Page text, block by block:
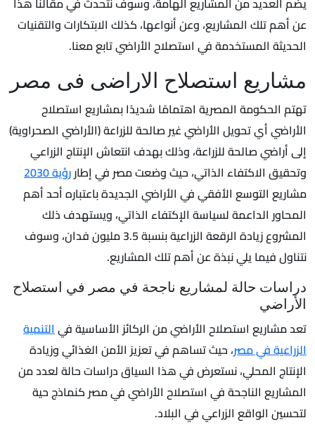
عن أهم تلك المشاريع، وعن أنواعها، كذلك الابتكارات والتقنيات
الحديثة المستخدمة في استصلاح الأراضي تابع معنا.
مشاريع استصلاح الاراضى فى مصر
تهتم الحكومة المصرية اهتمامًا شديدًا بمشاريع استصلاح
الأراضي أي تحويل الأراضي غير صالحة للزراعة (الأراضي الصحراوية)
إلى أراضي صالحة للزراعة، وذلك بهدف انتعاش الإنتاج الزراعي
وتحقيق الاكتفاء الذاتي، حيث وضعت مصر في إطاررؤية 2030
مشاريع التوسع الأفقي في الأراضي الجديدة باعتباره أحد أهم
المحاور الداعمة لسياسة الإكتفاء الذاتي، ويستهدف ذلك
المشروع زيادة الرقعة الزراعية بنسبة 3.5 مليون فدان، وسوف
نتناول فيما يلي نبذة عن أهم تلك المشاريع.
دراسات حالة لمشاريع ناجحة في مصر في استصلاح
الأراضي
تعد مشاريع استصلاح الأراضي من الركائز الأساسية فيالتنمية
الزراعية في مصر، حيث تساهم في تعزيز الأمن الغذائي وزيادة
الإنتاج المحلي، نستعرض في هذا السياق دراسات حالة لعدد من
المشاريع الناجحة في استصلاح الأراضي في مصر كنماذج حية
لتحسين الواقع الزراعي في البلاد.